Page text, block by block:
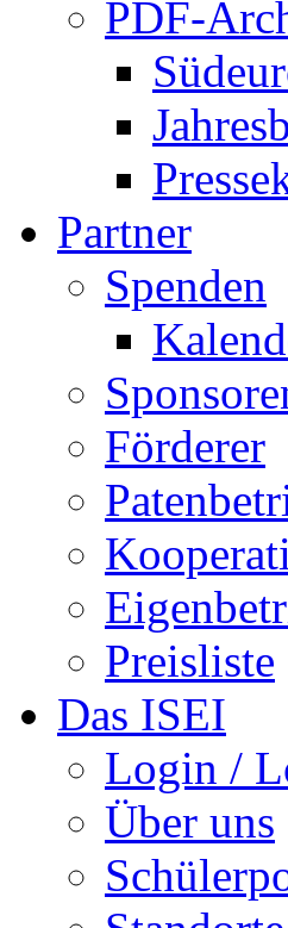
PDF-
Partner
Spenden
Förderer
Preisliste
Das ISEI
Login /
Über uns